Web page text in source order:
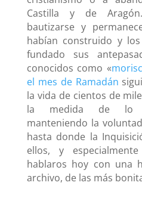
Castilla y de
bautizarse y
habían construido y
fundado sus
conocidos como «
el mes de Ramadán
la vida de cientos de
la medida de lo
manteniendo la
hasta donde la
ellos, y
hablaros hoy con una
archivo, de las más